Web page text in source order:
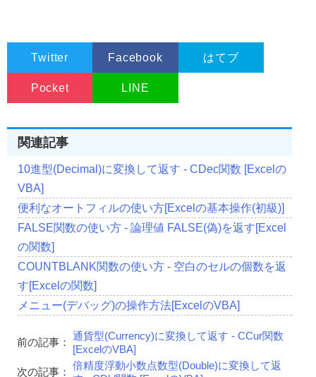
Twitter Facebook はてブ
Pocket LINE
関連記事
10進型(Decimal)に変換して返す - CDec関数 [Excelの
VBA]
便利なオートフィルの使い方[Excelの基本操作(初級)]
FALSE関数の使い方 - 論理値 FALSE(偽)を返す[Excel
の関数]
COUNTBLANK関数の使い方 - 空白のセルの個数を返
す[Excelの関数]
メニュー(デバッグ)の操作方法[ExcelのVBA]
前の記事：
通貨型(Currency)に変換して返す - CCur関数
[ExcelのVBA]
次の記事：
倍精度浮動小数点数型(Double)に変換して返